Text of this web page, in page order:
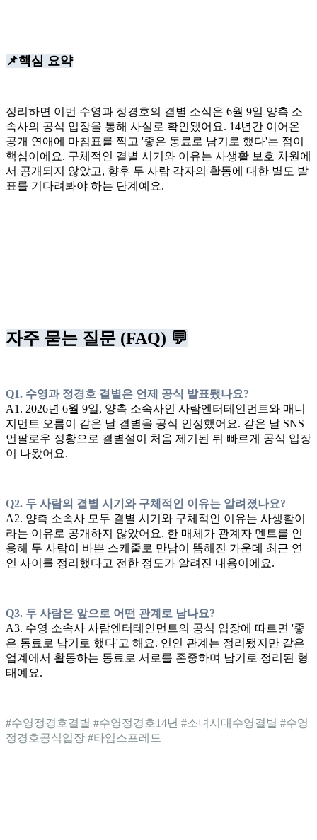
📌핵심 요약
정리하면 이번 수영과 정경호의 결별 소식은 6월 9일 양측 소
속사의 공식 입장을 통해 사실로 확인됐어요. 14년간 이어온
공개 연애에 마침표를 찍고 '좋은 동료로 남기로 했다'는 점이
핵심이에요. 구체적인 결별 시기와 이유는 사생활 보호 차원에
서 공개되지 않았고, 향후 두 사람 각자의 활동에 대한 별도 발
표를 기다려봐야 하는 단계예요.
자주 묻는 질문 (FAQ) 💬
Q1. 수영과 정경호 결별은 언제 공식 발표됐나요?
A1. 2026년 6월 9일, 양측 소속사인 사람엔터테인먼트와 매니
지먼트 오름이 같은 날 결별을 공식 인정했어요. 같은 날 SNS
언팔로우 정황으로 결별설이 처음 제기된 뒤 빠르게 공식 입장
이 나왔어요.
Q2. 두 사람의 결별 시기와 구체적인 이유는 알려졌나요?
A2. 양측 소속사 모두 결별 시기와 구체적인 이유는 사생활이
라는 이유로 공개하지 않았어요. 한 매체가 관계자 멘트를 인
용해 두 사람이 바쁜 스케줄로 만남이 뜸해진 가운데 최근 연
인 사이를 정리했다고 전한 정도가 알려진 내용이에요.
Q3. 두 사람은 앞으로 어떤 관계로 남나요?
A3. 수영 소속사 사람엔터테인먼트의 공식 입장에 따르면 '좋
은 동료로 남기로 했다'고 해요. 연인 관계는 정리됐지만 같은
업계에서 활동하는 동료로 서로를 존중하며 남기로 정리된 형
태예요.
#수영정경호결별 #수영정경호14년 #소녀시대수영결별 #수영
정경호공식입장 #타임스프레드